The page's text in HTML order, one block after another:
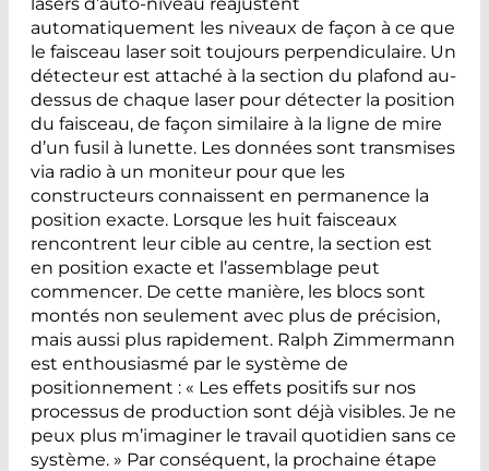
automatiquement les niveaux de façon à ce que
le faisceau laser soit toujours perpendiculaire. Un
détecteur est ­attaché à la section du plafond au-
dessus de chaque laser pour détecter la position
du faisceau, de façon similaire à la ligne de mire
d’un fusil à lunette. Les données sont transmises
via radio à un moniteur pour que les
constructeurs connaissent en permanence la
position exacte. Lorsque les huit faisceaux
rencontrent leur cible au centre, la section est
en position exacte et l’assemblage peut
commencer. De cette manière, les blocs sont
montés non seulement avec plus de précision,
mais aussi plus rapidement. Ralph Zimmermann
est enthousiasmé par le système de
positionnement : « Les effets positifs sur nos
processus de production sont déjà visibles. Je ne
peux plus m’imaginer le travail quotidien sans ce
système. » Par conséquent, la prochaine étape